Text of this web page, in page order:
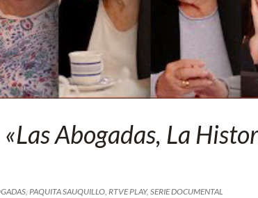
Abogadas, La
,PAQUITA SAUQUILLO,RTVE PLAY,SERIE DOCUMENTAL